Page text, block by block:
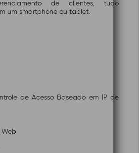
de clientes, tudo
um smartphone ou tablet.
de Acesso Baseado em IP de
Web